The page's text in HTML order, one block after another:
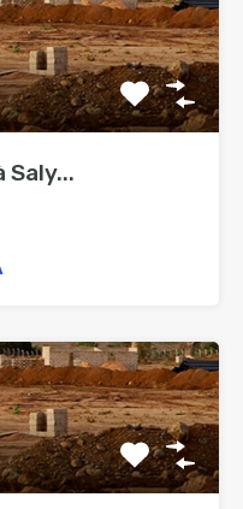
Saly...